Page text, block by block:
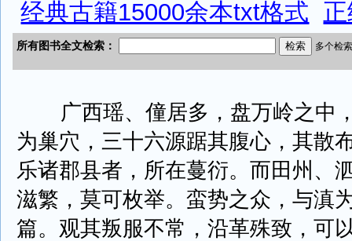
经典古籍15000余本txt格式
广西瑶、僮居多，盘万岭之中
为巢穴，三十六源踞其腹心，其散
乐诸郡县者，所在蔓衍。而田州、
滋繁，莫可枚举。蛮势之众，与滇
篇。观其叛服不常，沿革殊致，可